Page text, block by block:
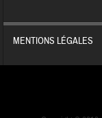
MENTIONS LÉGALES